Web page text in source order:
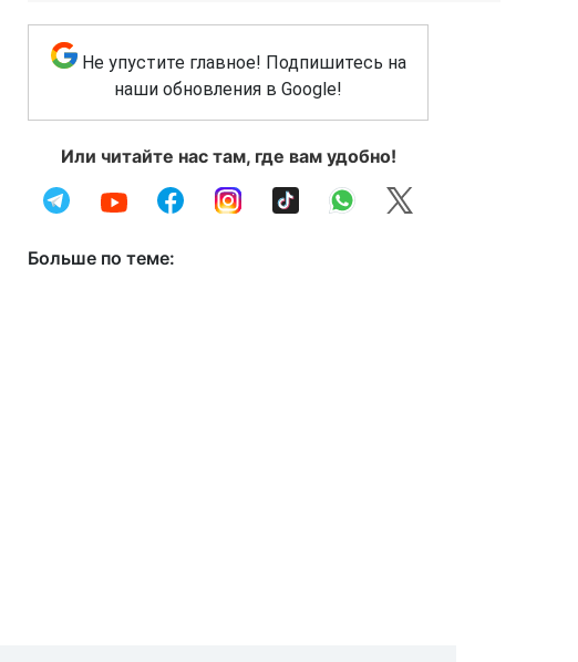
Не упустите главное! Подпишитесь на
наши обновления в Google!
Или читайте нас там, где вам удобно!
Больше по теме: